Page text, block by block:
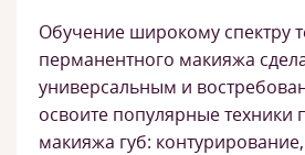
Обучение широкому спектру
перманентного макияжа
универсальным и
освоите популярные техники
макияжа губ: